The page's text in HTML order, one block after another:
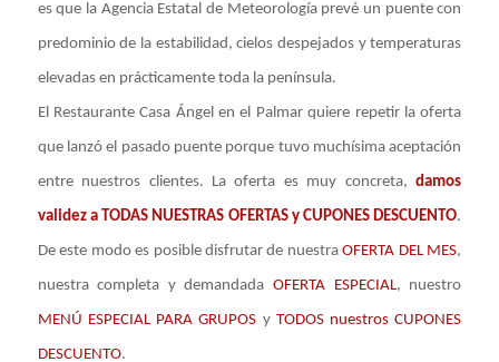
es que la Agencia Estatal de Meteorología prevé un puente con
predominio de la estabilidad, cielos despejados y temperaturas
elevadas en prácticamente toda la península.
El Restaurante Casa Ángel en el Palmar quiere repetir la oferta
que lanzó el pasado puente porque tuvo muchísima aceptación
entre nuestros clientes. La oferta es muy concreta,damos
validez a TODAS NUESTRAS OFERTAS y CUPONES DESCUENTO.
De este modo es posible disfrutar de nuestraOFERTA DEL MES,
nuestra completa y demandadaOFERTA ESPECIAL, nuestro
MENÚ ESPECIAL PARA GRUPOS y TODOS nuestros CUPONES
DESCUENTO.